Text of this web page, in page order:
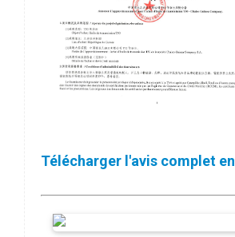
Télécharger l'avis complet en